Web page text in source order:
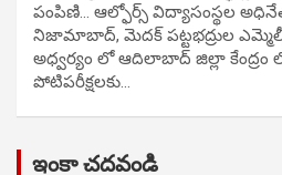
పంపిణి… ఆల్ఫోర్స్ విద్యాసంస్థల
నిజామాబాద్, మెదక్ పట్టభద్రుల ఎమ్మెల్సీ
అధ్వర్యం లో ఆదిలాబాద్ జిల్లా కేంద్రం లో
పోటిప‌రీక్ష‌ల‌కు…
ఇంకా చదవండి